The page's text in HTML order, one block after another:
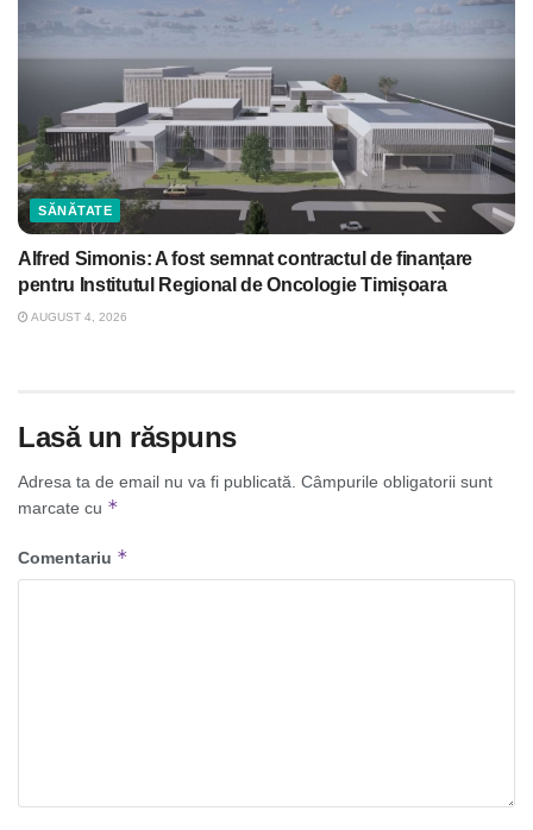
SĂNĂTATE
Alfred Simonis: A fost semnat contractul de finanțare
pentru Institutul Regional de Oncologie Timișoara
AUGUST 4, 2026
Lasă un răspuns
Adresa ta de email nu va fi publicată. Câmpurile obligatorii sunt
marcate cu *
Comentariu *